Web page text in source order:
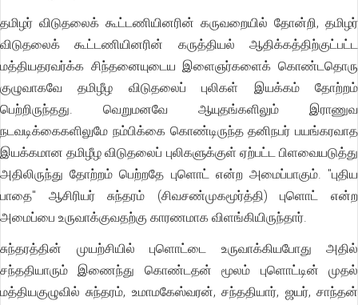
தமிழர் விடுதலைக் கூட்டணியினரின் கருவறையில் தோன்றி, தமிழர்
விடுதலைக் கூட்டணியினரின் கருத்தியல் ஆதிக்கத்திற்குட்பட்ட
மத்தியதரவர்க்க சிந்தனையுடைய இளைஞர்களைக் கொண்டதொரு
குழுவாகவே தமிழீழ விடுதலைப் புலிகள் இயக்கம் தோற்றம்
பெற்றிருந்தது. வெறுமனவே ஆயுதங்களிலும் இராணுவ
நடவடிக்கைகளிலுமே நம்பிக்கை கொண்டிருந்த தனிநபர் பயங்கரவாத
இயக்கமான தமிழீழ விடுதலைப் புலிகளுக்குள் ஏற்பட்ட பிளவையடுத்து
அதிலிருந்து தோற்றம் பெற்றதே புளொட் என்ற அமைப்பாகும். "புதிய
பாதை" ஆசிரியர் சுந்தரம் (சிவசண்முகமூர்த்தி) புளொட் என்ற
அமைப்பை உருவாக்குவதற்கு காரணமாக விளங்கியிருந்தார்.
சுந்தரத்தின் முயற்சியில் புளொட்டை உருவாக்கியபோது அதில்
சந்ததியாரும் இணைந்து கொண்டதன் மூலம் புளொட்டின் முதல்
மத்தியகுழுவில் சுந்தரம், உமாமகேஸ்வரன், சந்ததியார், ஜயர், சாந்தன்